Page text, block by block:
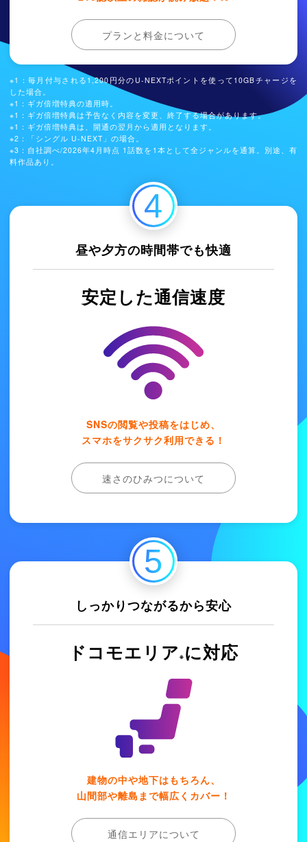
プランと料金について
※1： 毎⽉付与される1,200円分のU-NEXTポイントを使って10GBチャージを
した場合。
※1： ギガ倍増特典の適用時。
※1： ギガ倍増特典は予告なく内容を変更、終了する場合があります。
※1： ギガ倍増特典は、開通の翌月から適用となります。
※2：「 シングル U-NEXT 」の場合。
※3：⾃社調べ/2026年4月時点 1話数を1本として全ジャンルを通算。別途、有
料作品あり。
4
昼や夕方の時間帯でも快適
安定した通信速度
SNSの閲覧や投稿をはじめ、
スマホをサクサク利用できる！
速さのひみつについて
5
しっかりつながるから安心
ドコモエリア ※ に対応
建物の中や地下はもちろん、
山間部や離島まで幅広くカバー！
通信エリアについて